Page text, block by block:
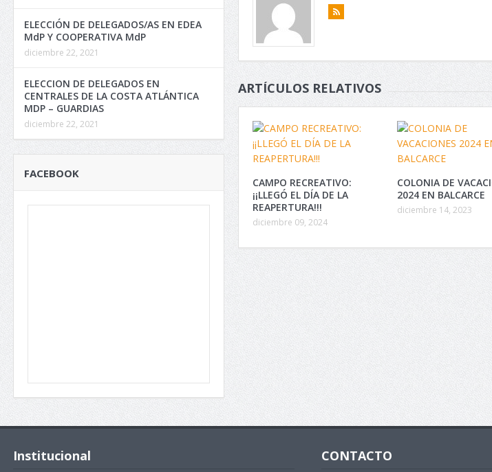
ARTÍCULOS RELATIVOS
CAMPO RECREATIVO:
¡¡LLEGÓ EL DÍA DE LA
REAPERTURA!!!
diciembre 09, 2024
COLONIA DE
2024 EN BALCARCE
diciembre 14, 2023
ELECCIÓN DE DELEGADOS/AS EN EDEA
MdP Y COOPERATIVA MdP
diciembre 22, 2021
ELECCION DE DELEGADOS EN
CENTRALES DE LA COSTA ATLÁNTICA
MDP – GUARDIAS
diciembre 22, 2021
FACEBOOK
Institucional CONTACTO